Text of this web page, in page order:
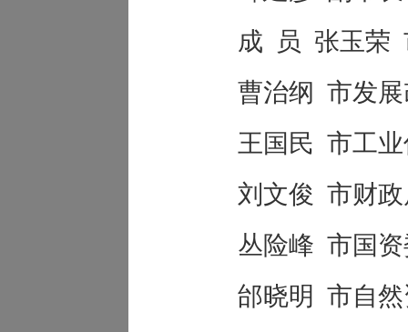
成
员 张玉荣
曹治纲 市发
王国民 市工
刘文俊 市财
丛险峰 市国
邰晓明 市自